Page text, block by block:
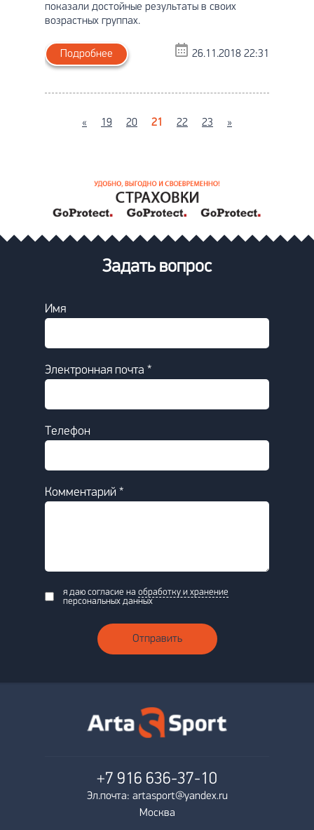
показали достойные результаты в своих
возрастных группах.
Подробнее 26.11.2018 22:31
« 19 20 21 22 23 »
Задать вопрос
Имя
Электронная почта *
Телефон
Комментарий *
я даю согласие на обработку и хранение
персональных данных
Отправить
+7 916 636-37-10
Эл.почта: artasport@yandex.ru
Москва